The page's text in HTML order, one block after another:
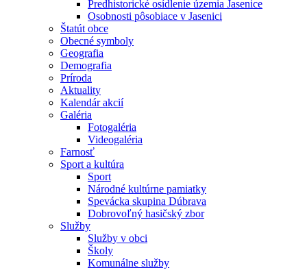
Predhistorické osídlenie územia Jasenice
Osobnosti pôsobiace v Jasenici
Štatút obce
Obecné symboly
Geografia
Demografia
Príroda
Aktuality
Kalendár akcií
Galéria
Fotogaléria
Videogaléria
Farnosť
Sport a kultúra
Sport
Národné kultúrne pamiatky
Spevácka skupina Dúbrava
Dobrovoľný hasičský zbor
Služby
Služby v obci
Školy
Komunálne služby